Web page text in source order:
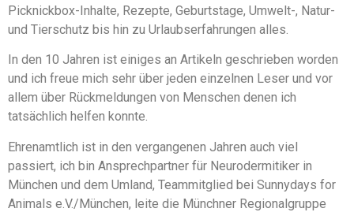
Picknickbox-Inhalte, Rezepte, Geburtstage, Umwelt-, Natur-
und Tierschutz bis hin zu Urlaubserfahrungen alles.
In den 10 Jahren ist einiges an Artikeln geschrieben worden
und ich freue mich sehr über jeden einzelnen Leser und vor
allem über Rückmeldungen von Menschen denen ich
tatsächlich helfen konnte.
Ehrenamtlich ist in den vergangenen Jahren auch viel
passiert, ich bin Ansprechpartner für Neurodermitiker in
München und dem Umland, Teammitglied bei Sunnydays for
Animals e.V./München, leite die Münchner Regionalgruppe